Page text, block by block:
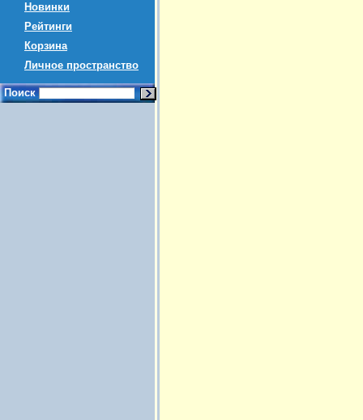
Новинки
Рейтинги
Корзина
Личное пространство
Поиск